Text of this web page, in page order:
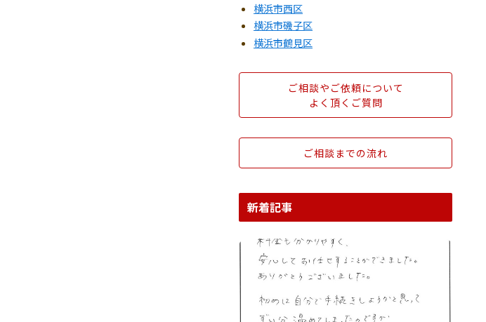
横浜市西区
横浜市磯子区
横浜市鶴見区
ご相談やご依頼について
よく頂くご質問
ご相談までの流れ
新着記事